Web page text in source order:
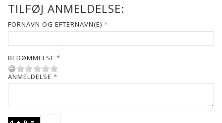
TILFØJ ANMELDELSE:
FORNAVN OG EFTERNAVN(E)
BEDØMMELSE
ANMELDELSE